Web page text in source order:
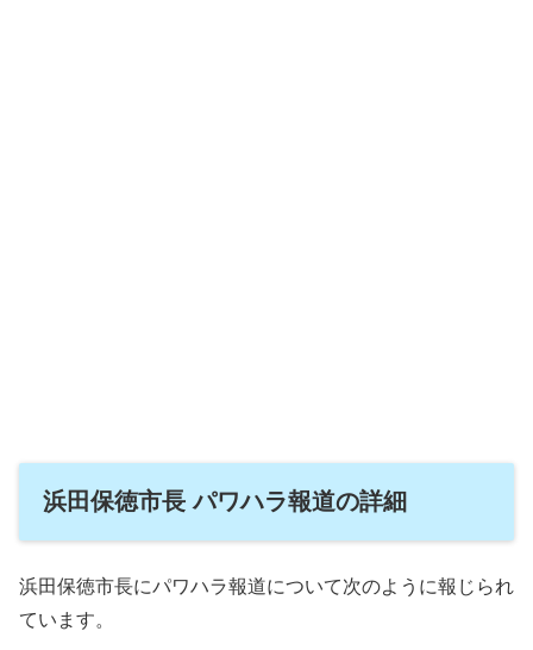
浜田保徳市長 パワハラ報道の詳細
浜田保徳市長にパワハラ報道について次のように報じられ
ています。